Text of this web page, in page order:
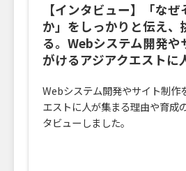
【インタビュー】「な
か」をしっかりと伝え、
る。Webシステム開発や
がけるアジアクエストに
Webシステム開発やサイト制作
エストに人が集まる理由や育成
タビューしました。